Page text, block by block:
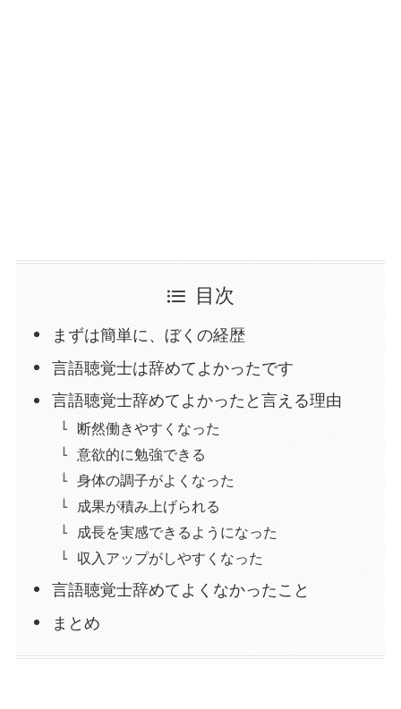
目次
まずは簡単に、ぼくの経歴
言語聴覚士は辞めてよかったです
言語聴覚士辞めてよかったと言える理由
断然働きやすくなった
意欲的に勉強できる
身体の調子がよくなった
成果が積み上げられる
成長を実感できるようになった
収入アップがしやすくなった
言語聴覚士辞めてよくなかったこと
まとめ